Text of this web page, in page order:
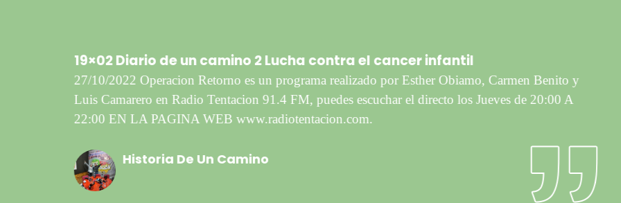
19×02 Diario de un camino 2 Lucha contra el cancer infantil
27/10/2022 Operacion Retorno es un programa realizado por Esther Obiamo, Carmen Benito y
Luis Camarero en Radio Tentacion 91.4 FM, puedes escuchar el directo los Jueves de 20:00 A
22:00 EN LA PAGINA WEB www.radiotentacion.com.
Historia De Un Camino